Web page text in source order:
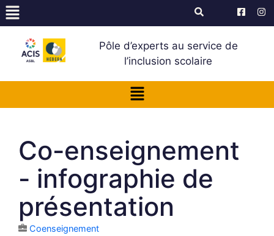
Pôle d’experts au service de
l’inclusion scolaire
Co-enseignement
- infographie de
présentation
Coenseignement